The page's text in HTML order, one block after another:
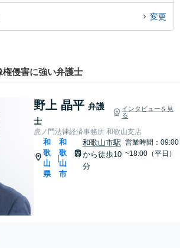
変更
侵害に強い弁護士
野上 晶平 弁護
士
インタビューを見
る
虎ノ門法律経済事務所 和歌山支店
和
歌
山
県
和
歌
山
市
和歌山市駅
から徒歩10
分
営業時間：09:00
~18:00（平日）